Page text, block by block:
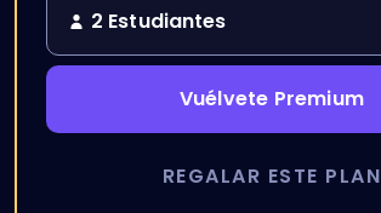
2 Estudiantes
Vuélvete Premium
REGALAR ESTE PLAN